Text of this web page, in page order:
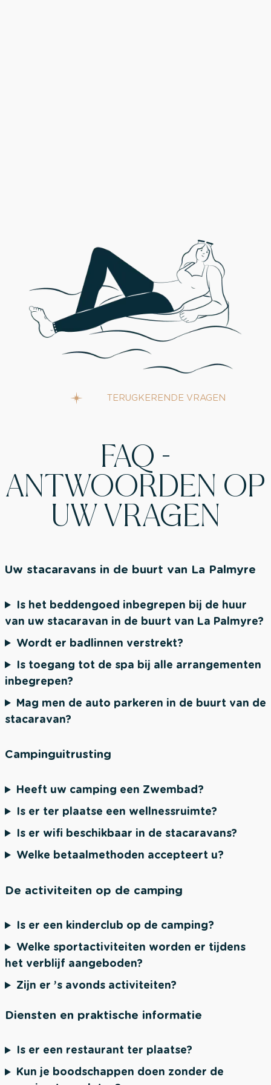
TERUGKERENDE VRAGEN
FAQ -
ANTWOORDEN OP
UW VRAGEN
Uw stacaravans in de buurt van La Palmyre
Is het beddengoed inbegrepen bij de huur
van uw stacaravan in de buurt van La Palmyre?
Wordt er badlinnen verstrekt?
Is toegang tot de spa bij alle arrangementen
inbegrepen?
Mag men de auto parkeren in de buurt van de
stacaravan?
Campinguitrusting
Heeft uw camping een Zwembad?
Is er ter plaatse een wellnessruimte?
Is er wifi beschikbaar in de stacaravans?
Welke betaalmethoden accepteert u?
De activiteiten op de camping
Is er een kinderclub op de camping?
Welke sportactiviteiten worden er tijdens
het verblijf aangeboden?
Zijn er ’s avonds activiteiten?
Diensten en praktische informatie
Is er een restaurant ter plaatse?
Kun je boodschappen doen zonder de